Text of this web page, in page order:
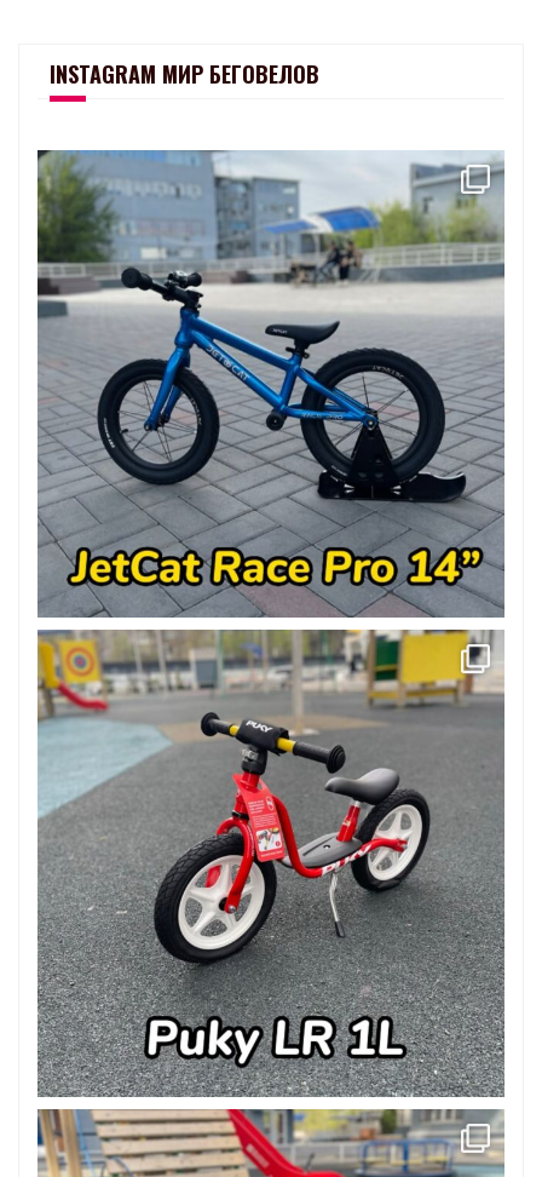
INSTAGRAM МИР БЕГОВЕЛОВ